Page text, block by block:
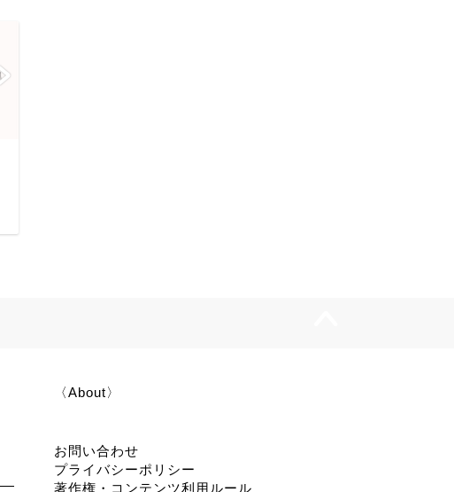
〈About〉
お問い合わせ
プライバシーポリシー
著作権・コンテンツ利用ルール